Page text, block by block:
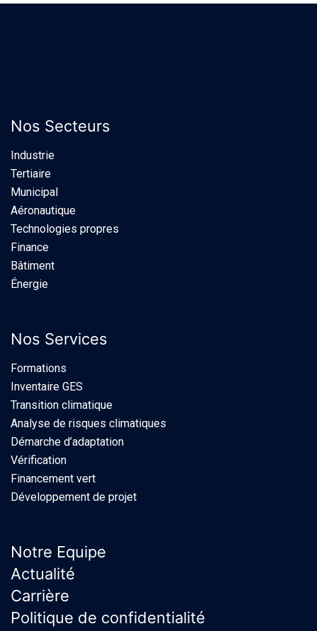
Nos Secteurs
Industrie​
Tertiaire
Municipal
Aéronautique
Technologies propres
Finance
Bâtiment
Énergie
Nos Services
Formations
Inventaire GES
Transition climatique
Analyse de risques climatiques
Démarche d’adaptation
Vérification
Financement vert
Développement de projet
Notre Equipe
Actualité
Carrière
Politique de confidentialité